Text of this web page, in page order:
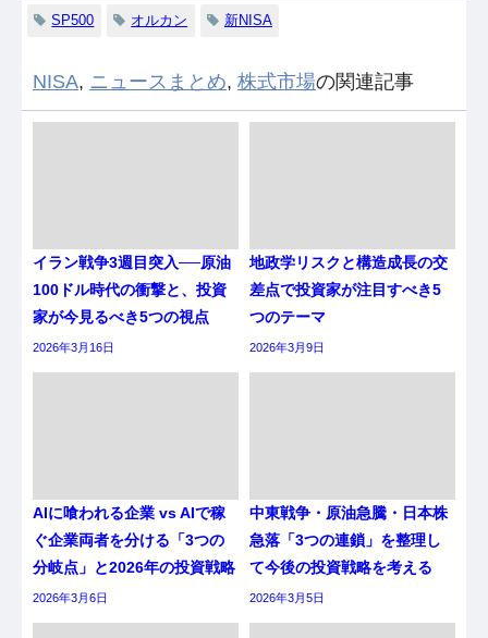
SP500 オルカン 新NISA
NISA, ニュースまとめ, 株式市場の関連記事
イラン戦争3週目突入──原油
100ドル時代の衝撃と、投資
家が今見るべき5つの視点
2026年3月16日
地政学リスクと構造成長の交
差点で投資家が注目すべき5
つのテーマ
2026年3月9日
AIに喰われる企業 vs AIで稼
ぐ企業両者を分ける「3つの
分岐点」と2026年の投資戦略
2026年3月6日
中東戦争・原油急騰・日本株
急落「3つの連鎖」を整理し
て今後の投資戦略を考える
2026年3月5日